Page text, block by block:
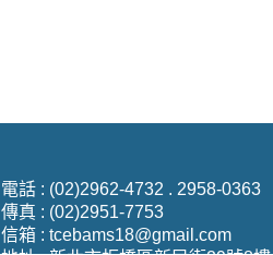
電話 : (02)2962-4732 . 2958-0363
傳真 : (02)2951-7753
信箱 : tcebams18@gmail.com